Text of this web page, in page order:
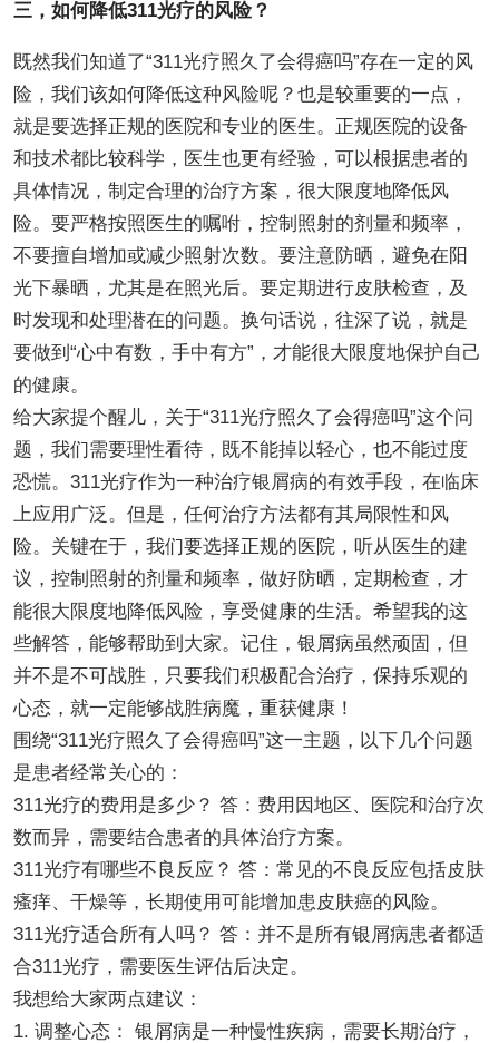
三，如何降低311光疗的风险？
既然我们知道了“311光疗照久了会得癌吗”存在一定的风
险，我们该如何降低这种风险呢？也是较重要的一点，
就是要选择正规的医院和专业的医生。正规医院的设备
和技术都比较科学，医生也更有经验，可以根据患者的
具体情况，制定合理的治疗方案，很大限度地降低风
险。要严格按照医生的嘱咐，控制照射的剂量和频率，
不要擅自增加或减少照射次数。要注意防晒，避免在阳
光下暴晒，尤其是在照光后。要定期进行皮肤检查，及
时发现和处理潜在的问题。换句话说，往深了说，就是
要做到“心中有数，手中有方”，才能很大限度地保护自己
的健康。
给大家提个醒儿，关于“311光疗照久了会得癌吗”这个问
题，我们需要理性看待，既不能掉以轻心，也不能过度
恐慌。311光疗作为一种治疗银屑病的有效手段，在临床
上应用广泛。但是，任何治疗方法都有其局限性和风
险。关键在于，我们要选择正规的医院，听从医生的建
议，控制照射的剂量和频率，做好防晒，定期检查，才
能很大限度地降低风险，享受健康的生活。希望我的这
些解答，能够帮助到大家。记住，银屑病虽然顽固，但
并不是不可战胜，只要我们积极配合治疗，保持乐观的
心态，就一定能够战胜病魔，重获健康！
围绕“311光疗照久了会得癌吗”这一主题，以下几个问题
是患者经常关心的：
311光疗的费用是多少？ 答：费用因地区、医院和治疗次
数而异，需要结合患者的具体治疗方案。
311光疗有哪些不良反应？ 答：常见的不良反应包括皮肤
瘙痒、干燥等，长期使用可能增加患皮肤癌的风险。
311光疗适合所有人吗？ 答：并不是所有银屑病患者都适
合311光疗，需要医生评估后决定。
我想给大家两点建议：
1. 调整心态： 银屑病是一种慢性疾病，需要长期治疗，